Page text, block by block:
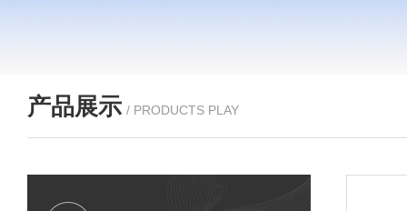
产品展示 / PRODUCTS PLAY